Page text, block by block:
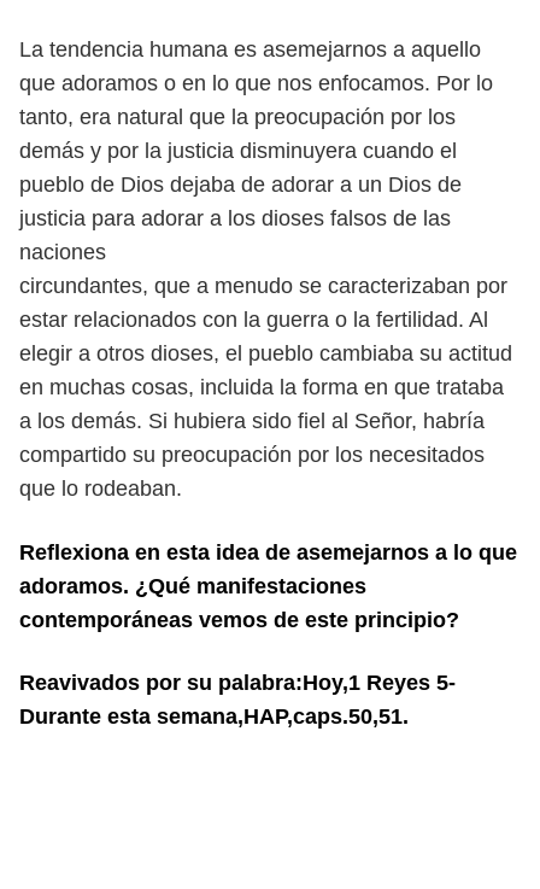
La tendencia humana es asemejarnos a aquello
que adoramos o en lo que nos enfocamos. Por lo
tanto, era natural que la preocupación por los
demás y por la justicia disminuyera cuando el
pueblo de Dios dejaba de adorar a un Dios de
justicia para adorar a los dioses falsos de las
naciones
circundantes, que a menudo se caracterizaban por
estar relacionados con la guerra o la fertilidad. Al
elegir a otros dioses, el pueblo cambiaba su actitud
en muchas cosas, incluida la forma en que trataba
a los demás. Si hubiera sido fiel al Señor, habría
compartido su preocupación por los necesitados
que lo rodeaban.
Reflexiona en esta idea de asemejarnos a lo que
adoramos. ¿Qué manifestaciones
contemporáneas vemos de este principio?
Reavivados por su palabra:Hoy,1 Reyes 5-
Durante esta semana,HAP,caps.50,51.